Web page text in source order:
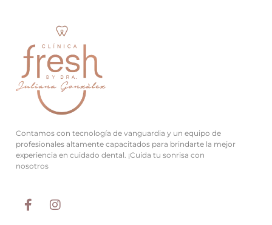
Contamos con tecnología de vanguardia y un equipo de
profesionales altamente capacitados para brindarte la mejor
experiencia en cuidado dental. ¡Cuida tu sonrisa con
nosotros